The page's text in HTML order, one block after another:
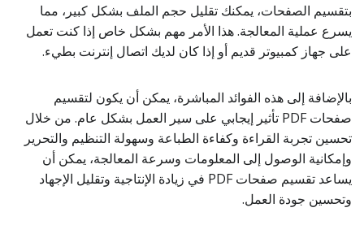
بتقسيم الصفحات، يمكنك تقليل حجم الملف بشكل كبير، مما
يسرع عملية المعالجة. هذا الأمر مهم بشكل خاص إذا كنت تعمل
على جهاز كمبيوتر قديم أو إذا كان لديك اتصال إنترنت بطيء.
بالإضافة إلى هذه الفوائد المباشرة، يمكن أن يكون لتقسيم
صفحات PDF تأثير إيجابي على سير العمل بشكل عام. من خلال
تحسين تجربة القراءة وكفاءة الطباعة وسهولة التنظيم والتحرير
وإمكانية الوصول إلى المعلومات وسرعة المعالجة، يمكن أن
يساعد تقسيم صفحات PDF في زيادة الإنتاجية وتقليل الإجهاد
وتحسين جودة العمل.